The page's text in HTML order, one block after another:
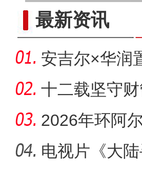
最新资讯
安吉尔×华润
心，
十二载坚守
增效
2026年环阿
阿勒泰举
电视片《大